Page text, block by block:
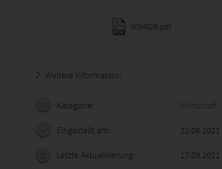
WSM02B.pdf
Weitere Information:
Kategorie: Wirtschaft
Eingestellt am:
Letzte Aktualisierung: 17.09.2021